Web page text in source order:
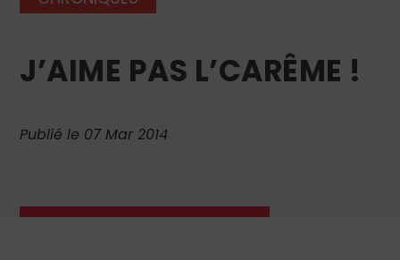
J’AIME PAS L’CARÊME !
Publié le 07 Mar 2014